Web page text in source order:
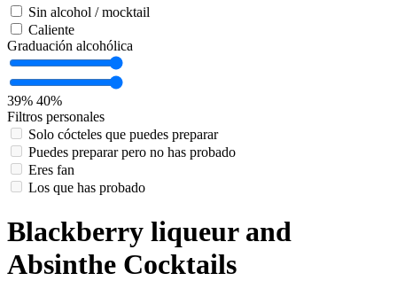
Sin alcohol / mocktail
Caliente
Graduación alcohólica
39% 40%
Filtros personales
Solo cócteles que puedes preparar
Puedes preparar pero no has probado
Eres fan
Los que has probado
Blackberry liqueur and
Absinthe Cocktails